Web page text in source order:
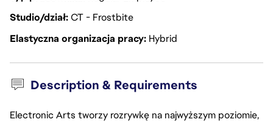
Studio/działCT - Frostbite
Elastyczna organizacja pracy Hybrid
Description & Requirements
Electronic Arts tworzy rozrywkę na najwyższym poziomie,
team to enable and deliver new rendering